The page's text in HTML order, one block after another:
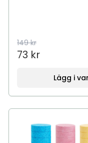
149 kr
73 kr
Lägg i